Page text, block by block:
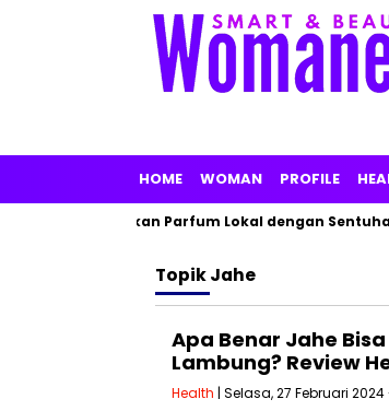
HOME WOMAN PROFILE
Linarz Tawarkan Parfum Lokal dengan
TopikJahe
Apa Benar Jahe
Lambung? Review
Health | Selasa, 27 Februari 2024